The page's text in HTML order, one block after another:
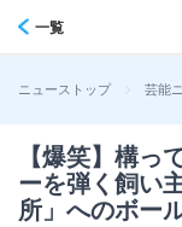
一覧
ニューストップ > 芸能
【爆笑】構っ
ーを弾く飼い
所」へのボー